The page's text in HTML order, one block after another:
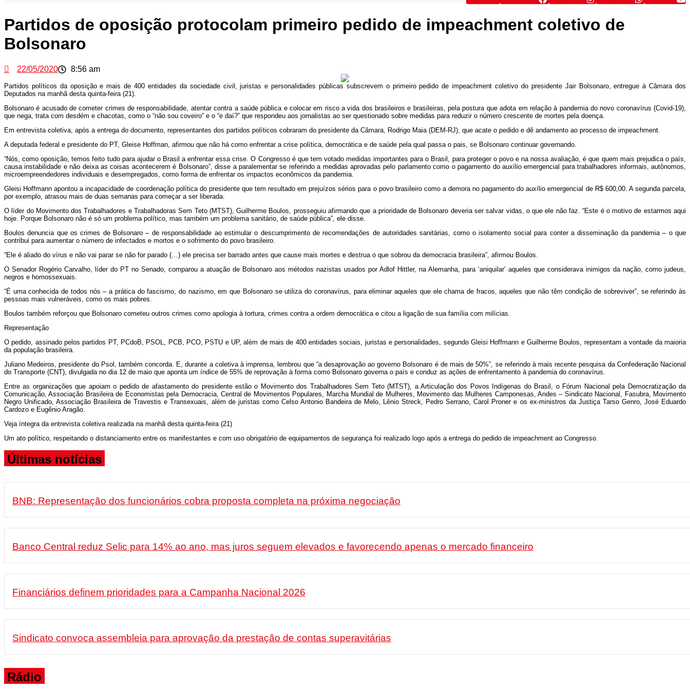
Partidos de oposição protocolam primeiro pedido de impeachment coletivo de
Bolsonaro
22/05/2020 8:56 am
Partidos políticos da oposição e mais de 400 entidades da sociedade civil, juristas e personalidades públicas subscrevem o primeiro pedido de impeachment coletivo do presidente Jair Bolsonaro, entregue à Câmara dos
Deputados na manhã desta quinta-feira (21).
Bolsonaro é acusado de cometer crimes de responsabilidade, atentar contra a saúde pública e colocar em risco a vida dos brasileiros e brasileiras, pela postura que adota em relação à pandemia do novo coronavírus (Covid-19),
que nega, trata com desdém e chacotas, como o “não sou coveiro” e o “e daí?” que respondeu aos jornalistas ao ser questionado sobre medidas para reduzir o número crescente de mortes pela doença.
Em entrevista coletiva, após a entrega do documento, representantes dos partidos políticos cobraram do presidente da Câmara, Rodrigo Maia (DEM-RJ), que acate o pedido e dê andamento ao processo de impeachment.
A deputada federal e presidente do PT, Gleise Hoffman, afirmou que não há como enfrentar a crise política, democrática e de saúde pela qual passa o pais, se Bolsonaro continuar governando.
“Nós, como oposição, temos feito tudo para ajudar o Brasil a enfrentar essa crise. O Congresso é que tem votado medidas importantes para o Brasil, para proteger o povo e na nossa avaliação, é que quem mais prejudica o país,
causa instabilidade e não deixa as coisas acontecerem é Bolsonaro”, disse a paralementar se referindo a medidas aprovadas pelo parlamento como o pagamento do auxílio emergencial para trabalhadores informais, autônomos,
microempreendedores individuais e desempregados, como forma de enfrentar os impactos econômicos da pandemia.
Gleisi Hoffmann apontou a incapacidade de coordenação política do presidente que tem resultado em prejuízos sérios para o povo brasileiro como a demora no pagamento do auxílio emergencial de R$ 600,00. A segunda parcela,
por exemplo, atrasou mais de duas semanas para começar a ser liberada.
O líder do Movimento dos Trabalhadores e Trabalhadoras Sem Teto (MTST), Guilherme Boulos, prosseguiu afirmando que a prioridade de Bolsonaro deveria ser salvar vidas, o que ele não faz. “Este é o motivo de estarmos aqui
hoje. Porque Bolsonaro não é só um problema político, mas também um problema sanitário, de saúde pública”, ele disse.
Boulos denuncia que os crimes de Bolsonaro – de responsabilidade ao estimular o descumprimento de recomendações de autoridades sanitárias, como o isolamento social para conter a disseminação da pandemia – o que
contribui para aumentar o número de infectados e mortos e o sofrimento do povo brasileiro.
“Ele é aliado do vírus e não vai parar se não for parado (…) ele precisa ser barrado antes que cause mais mortes e destrua o que sobrou da democracia brasileira”, afirmou Boulos.
O Senador Rogério Carvalho, líder do PT no Senado, comparou a atuação de Bolsonaro aos métodos nazistas usados por Adlof Hittler, na Alemanha, para ‘aniquilar’ aqueles que considerava inimigos da nação, como judeus,
negros e homossexuais.
“É uma conhecida de todos nós – a prática do fascismo, do nazismo, em que Bolsonaro se utiliza do coronavírus, para eliminar aqueles que ele chama de fracos, aqueles que não têm condição de sobreviver”, se referindo às
pessoas mais vulneráveis, como os mais pobres.
Boulos também reforçou que Bolsonaro cometeu outros crimes como apologia à tortura, crimes contra a ordem democrática e citou a ligação de sua família com milícias.
Representação
O pedido, assinado pelos partidos PT, PCdoB, PSOL, PCB, PCO, PSTU e UP, além de mais de 400 entidades sociais, juristas e personalidades, segundo Gleisi Hoffmann e Guilherme Boulos, representam a vontade da maioria
da população brasileira.
Juliano Medeiros, presidente do Psol, também concorda. E, durante a coletiva à imprensa, lembrou que “a desaprovação ao governo Bolsonaro é de mais de 50%”, se referindo à mais recente pesquisa da Confederação Nacional
do Transporte (CNT), divulgada no dia 12 de maio que aponta um índice de 55% de reprovação à forma como Bolsonaro governa o país e conduz as ações de enfrentamento à pandemia do coronavírus.
Entre as organizações que apoiam o pedido de afastamento do presidente estão o Movimento dos Trabalhadores Sem Teto (MTST), a Articulação dos Povos Indígenas do Brasil, o Fórum Nacional pela Democratização da
Comunicação, Associação Brasileira de Economistas pela Democracia, Central de Movimentos Populares, Marcha Mundial de Mulheres, Movimento das Mulheres Camponesas, Andes – Sindicato Nacional, Fasubra, Movimento
Negro Unificado, Associação Brasileira de Travestis e Transexuais, além de juristas como Celso Antonio Bandeira de Melo, Lênio Streck, Pedro Serrano, Carol Proner e os ex-ministros da Justiça Tarso Genro, José Eduardo
Cardozo e Eugênio Aragão.
Veja íntegra da entrevista coletiva realizada na manhã desta quinta-feira (21)
Um ato político, respeitando o distanciamento entre os manifestantes e com uso obrigatório de equipamentos de segurança foi realizado logo após a entrega do pedido de impeachment ao Congresso.
Últimas notícias
BNB: Representação dos funcionários cobra proposta completa na próxima negociação
Banco Central reduz Selic para 14% ao ano, mas juros seguem elevados e favorecendo apenas o mercado financeiro
Financiários definem prioridades para a Campanha Nacional 2026
Sindicato convoca assembleia para aprovação da prestação de contas superavitárias
Rádio